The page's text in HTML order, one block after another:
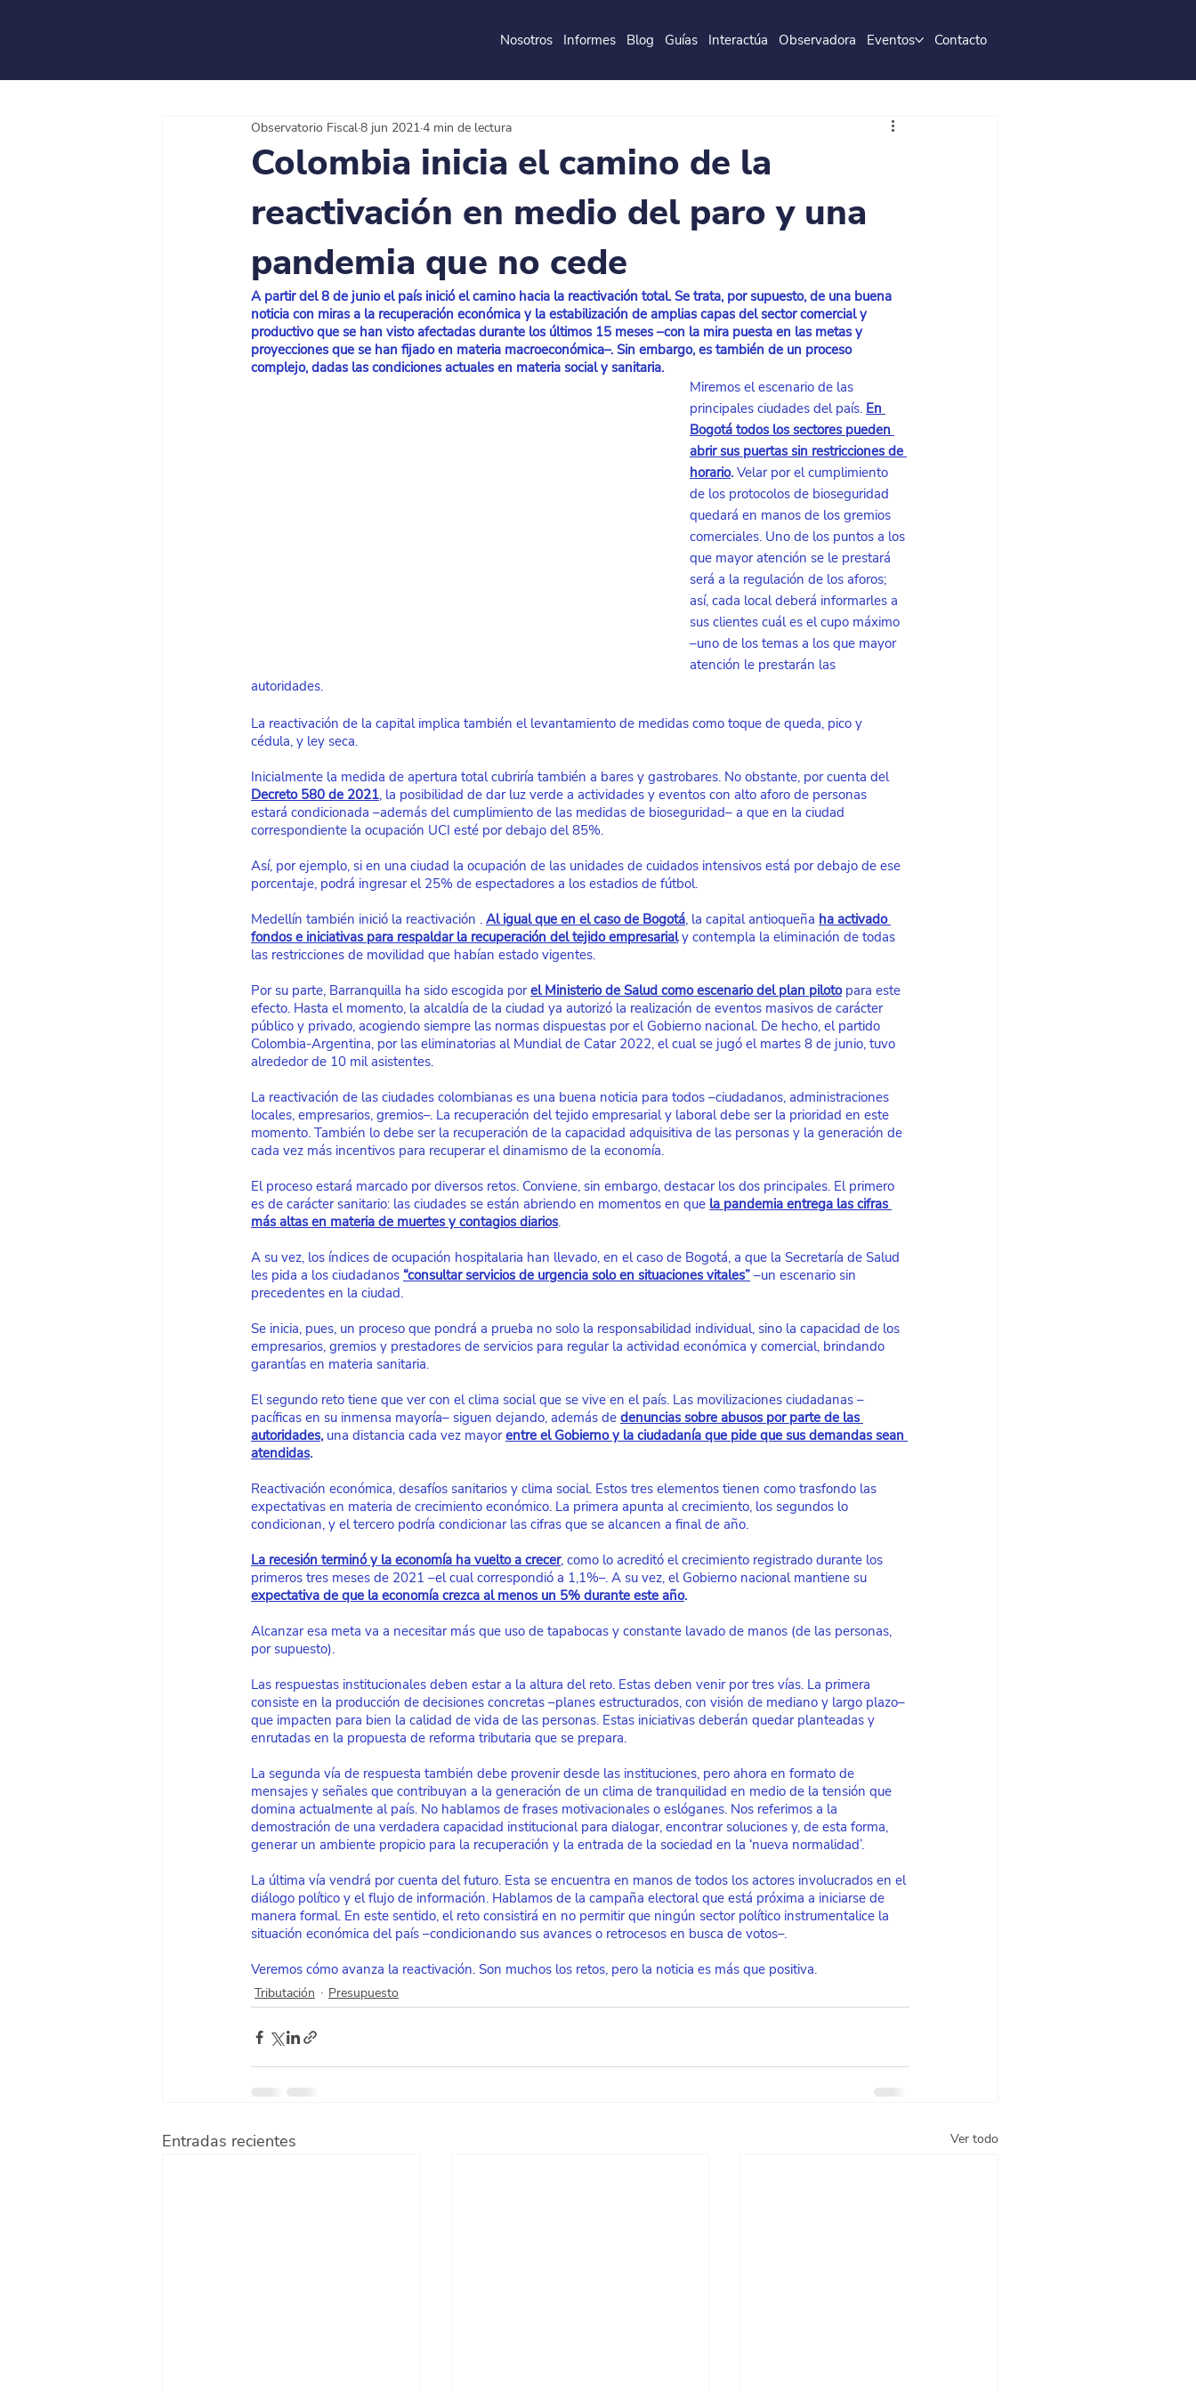
Nosotros Informes Blog Guías Interactúa Observadora Eventos Contacto
Colombia inicia el camino de la
reactivación en medio del paro y una
pandemia que no cede
Observatorio Fiscal8 jun 20214 min de lectura
A partir del 8 de junio el país inició el camino hacia la reactivación total. Se trata, por supuesto, de una buena
noticia con miras a la recuperación económica y la estabilización de amplias capas del sector comercial y
productivo que se han visto afectadas durante los últimos 15 meses –con la mira puesta en las metas y
proyecciones que se han fijado en materia macroeconómica–. Sin embargo, es también de un proceso
complejo, dadas las condiciones actuales en materia social y sanitaria.
Miremos el escenario de las
principales ciudades del país. En
Bogotá todos los sectores pueden
abrir sus puertas sin restricciones de
horario. Velar por el cumplimiento
de los protocolos de bioseguridad
quedará en manos de los gremios
comerciales. Uno de los puntos a los
que mayor atención se le prestará
será a la regulación de los aforos;
así, cada local deberá informarles a
sus clientes cuál es el cupo máximo
–uno de los temas a los que mayor
atención le prestarán las
autoridades.
La reactivación de la capital implica también el levantamiento de medidas como toque de queda, pico y
cédula, y ley seca.
Inicialmente la medida de apertura total cubriría también a bares y gastrobares. No obstante, por cuenta del
Decreto 580 de 2021, la posibilidad de dar luz verde a actividades y eventos con alto aforo de personas
estará condicionada –además del cumplimiento de las medidas de bioseguridad– a que en la ciudad
correspondiente la ocupación UCI esté por debajo del 85%.
Así, por ejemplo, si en una ciudad la ocupación de las unidades de cuidados intensivos está por debajo de ese
porcentaje, podrá ingresar el 25% de espectadores a los estadios de fútbol.
Medellín también inició la reactivación . Al igual que en el caso de Bogotá, la capital antioqueña ha activado
fondos e iniciativas para respaldar la recuperación del tejido empresarial y contempla la eliminación de todas
las restricciones de movilidad que habían estado vigentes.
Por su parte, Barranquilla ha sido escogida por el Ministerio de Salud como escenario del plan piloto para este
efecto. Hasta el momento, la alcaldía de la ciudad ya autorizó la realización de eventos masivos de carácter
público y privado, acogiendo siempre las normas dispuestas por el Gobierno nacional. De hecho, el partido
Colombia-Argentina, por las eliminatorias al Mundial de Catar 2022, el cual se jugó el martes 8 de junio, tuvo
alrededor de 10 mil asistentes.
La reactivación de las ciudades colombianas es una buena noticia para todos –ciudadanos, administraciones
locales, empresarios, gremios–. La recuperación del tejido empresarial y laboral debe ser la prioridad en este
momento. También lo debe ser la recuperación de la capacidad adquisitiva de las personas y la generación de
cada vez más incentivos para recuperar el dinamismo de la economía.
El proceso estará marcado por diversos retos. Conviene, sin embargo, destacar los dos principales. El primero
es de carácter sanitario: las ciudades se están abriendo en momentos en que la pandemia entrega las cifras
más altas en materia de muertes y contagios diarios.
A su vez, los índices de ocupación hospitalaria han llevado, en el caso de Bogotá, a que la Secretaría de Salud
les pida a los ciudadanos “consultar servicios de urgencia solo en situaciones vitales” –un escenario sin
precedentes en la ciudad.
Se inicia, pues, un proceso que pondrá a prueba no solo la responsabilidad individual, sino la capacidad de los
empresarios, gremios y prestadores de servicios para regular la actividad económica y comercial, brindando
garantías en materia sanitaria.
El segundo reto tiene que ver con el clima social que se vive en el país. Las movilizaciones ciudadanas –
pacíficas en su inmensa mayoría– siguen dejando, además de denuncias sobre abusos por parte de las
autoridades, una distancia cada vez mayor entre el Gobierno y la ciudadanía que pide que sus demandas sean
atendidas.
Reactivación económica, desafíos sanitarios y clima social. Estos tres elementos tienen como trasfondo las
expectativas en materia de crecimiento económico. La primera apunta al crecimiento, los segundos lo
condicionan, y el tercero podría condicionar las cifras que se alcancen a final de año.
La recesión terminó y la economía ha vuelto a crecer, como lo acreditó el crecimiento registrado durante los
primeros tres meses de 2021 –el cual correspondió a 1,1%–. A su vez, el Gobierno nacional mantiene su
expectativa de que la economía crezca al menos un 5% durante este año.
Alcanzar esa meta va a necesitar más que uso de tapabocas y constante lavado de manos (de las personas,
por supuesto).
Las respuestas institucionales deben estar a la altura del reto. Estas deben venir por tres vías. La primera
consiste en la producción de decisiones concretas –planes estructurados, con visión de mediano y largo plazo–
que impacten para bien la calidad de vida de las personas. Estas iniciativas deberán quedar planteadas y
enrutadas en la propuesta de reforma tributaria que se prepara.
La segunda vía de respuesta también debe provenir desde las instituciones, pero ahora en formato de
mensajes y señales que contribuyan a la generación de un clima de tranquilidad en medio de la tensión que
domina actualmente al país. No hablamos de frases motivacionales o eslóganes. Nos referimos a la
demostración de una verdadera capacidad institucional para dialogar, encontrar soluciones y, de esta forma,
generar un ambiente propicio para la recuperación y la entrada de la sociedad en la ‘nueva normalidad’.
La última vía vendrá por cuenta del futuro. Esta se encuentra en manos de todos los actores involucrados en el
diálogo político y el flujo de información. Hablamos de la campaña electoral que está próxima a iniciarse de
manera formal. En este sentido, el reto consistirá en no permitir que ningún sector político instrumentalice la
situación económica del país –condicionando sus avances o retrocesos en busca de votos–.
Veremos cómo avanza la reactivación. Son muchos los retos, pero la noticia es más que positiva.
Tributación Presupuesto
Entradas recientes Ver todo